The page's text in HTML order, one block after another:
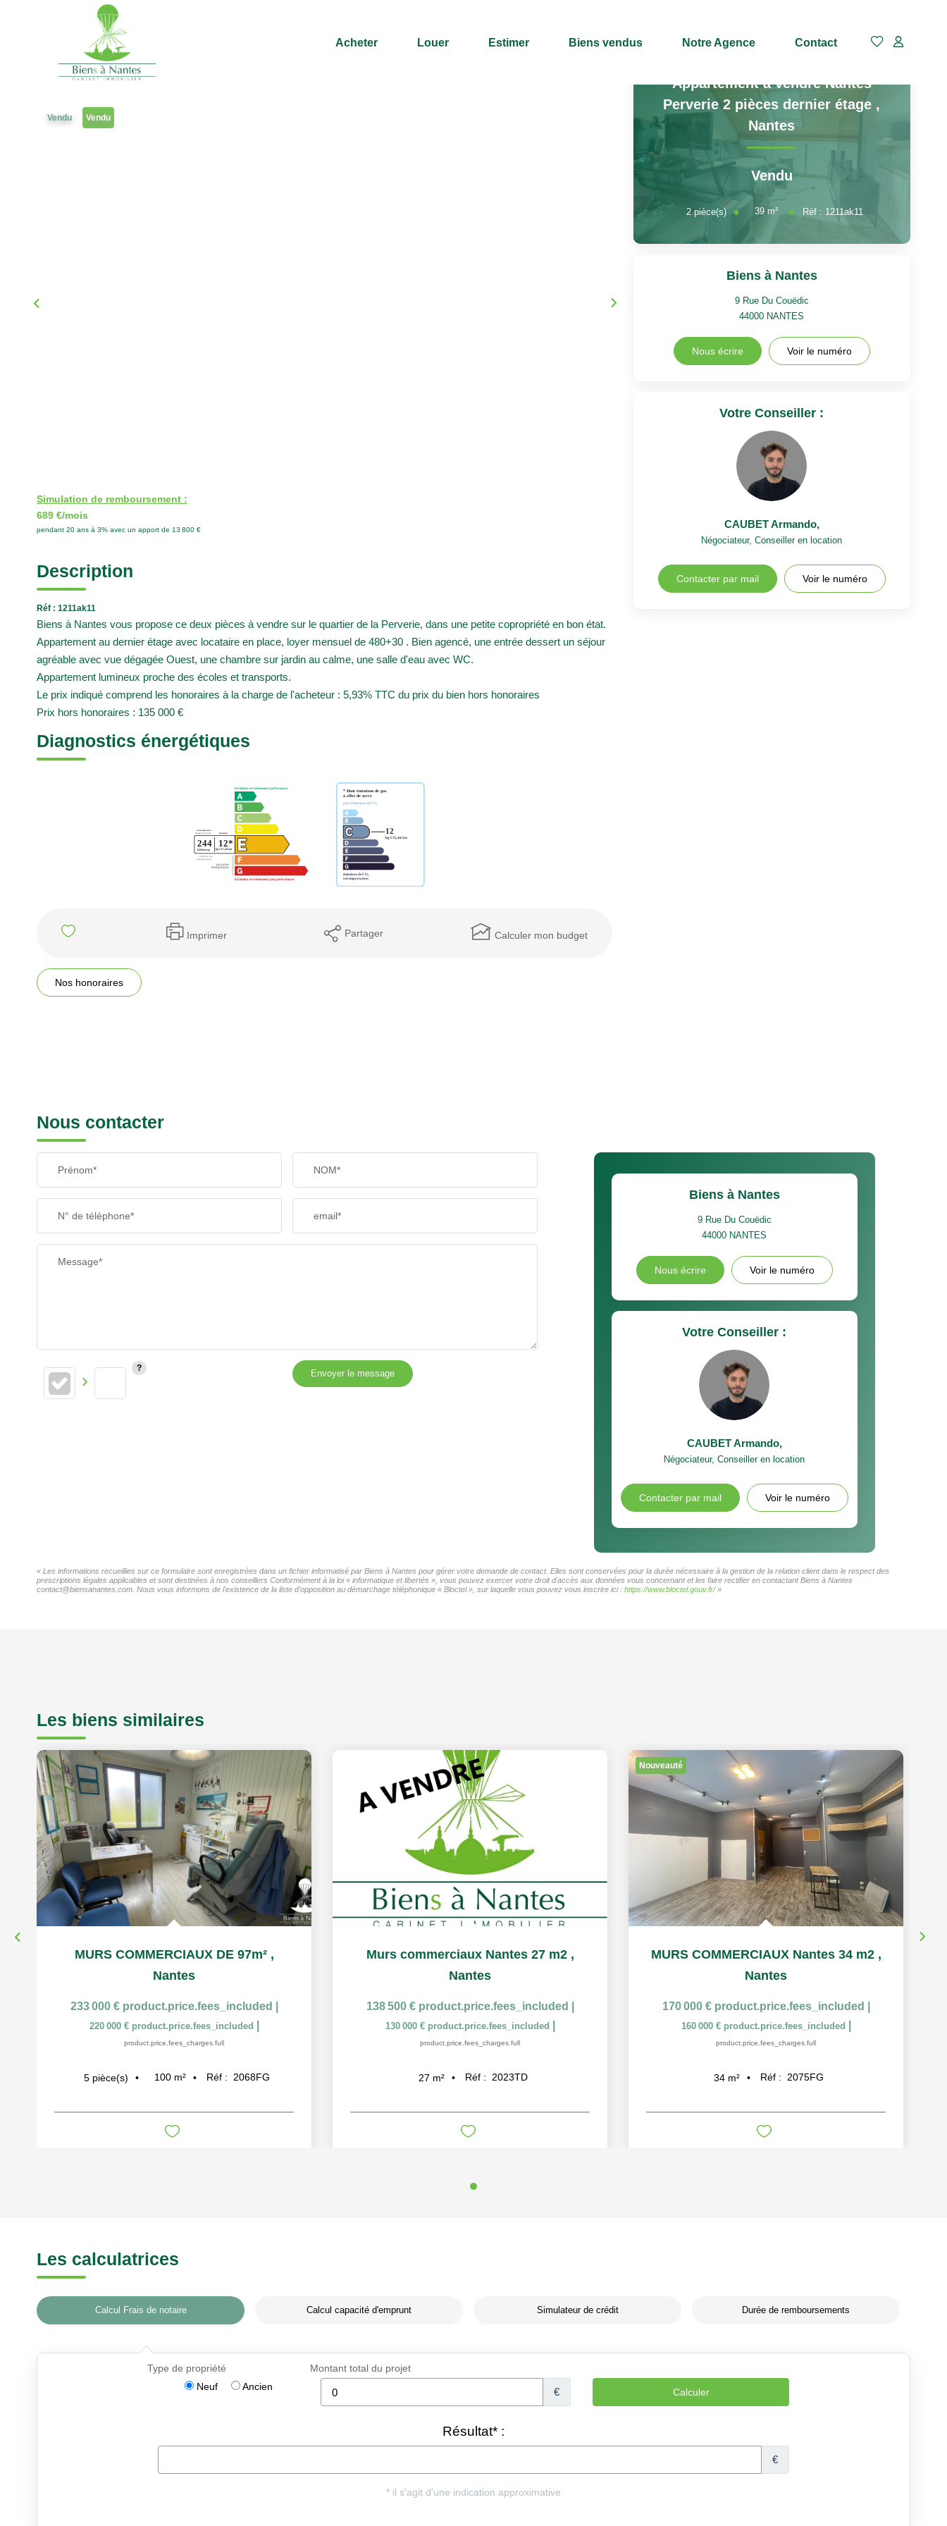
Acheter Louer Estimer Biens vendus Notre Agence Contact
2 pièces Référence 1211ak11
Vendu Vendu
Simulation de remboursement :
689 €/mois
pendant 20 ans à 3% avec un apport de 13 800 €
Description
Réf : 1211ak11
Biens à Nantes vous propose ce deux pièces à vendre sur le quartier de la Perverie, dans une petite copropriété en bon état.
Appartement au dernier étage avec locataire en place, loyer mensuel de 480+30 . Bien agencé, une entrée dessert un séjour
agréable avec vue dégagée Ouest, une chambre sur jardin au calme, une salle d'eau avec WC.
Appartement lumineux proche des écoles et transports.
Le prix indiqué comprend les honoraires à la charge de l'acheteur : 5,93% TTC du prix du bien hors honoraires
Prix hors honoraires : 135 000 €
Diagnostics énergétiques
Imprimer Partager Calculer mon budget
Nos honoraires
Appartement à vendre Nantes
Perverie 2 pièces dernier étage ,
Nantes
Vendu
2pièce(s) 39 m² Réf : 1211ak11
Biens à Nantes
9 Rue Du Couëdic
44000 NANTES
Nous écrire Voir le numéro
Votre Conseiller :
CAUBET Armando,
Négociateur, Conseiller en location
Contacter par mail Voir le numéro
Nous contacter
Prénom* NOM*
N° de téléphone* email*
Message*
Envoyer le message
Biens à Nantes
9 Rue Du Couëdic
44000 NANTES
Nous écrire Voir le numéro
Votre Conseiller :
CAUBET Armando,
Négociateur, Conseiller en location
Contacter par mail Voir le numéro
« Les informations recueillies sur ce formulaire sont enregistrées dans un fichier informatisé par Biens à Nantes pour gérer votre demande de contact. Elles sont conservées pour la durée nécessaire à la gestion de la relation client dans le respect des
prescriptions légales applicables et sont destinées à nos conseillers Conformément à la loi « informatique et libertés », vous pouvez exercer votre droit d'accès aux données vous concernant et les faire rectifier en contactant Biens à Nantes
contact@biensanantes.com. Nous vous informons de l'existence de la liste d'opposition au démarchage téléphonique « Bloctel », sur laquelle vous pouvez vous inscrire ici : https://www.bloctel.gouv.fr/»
Les biens similaires
MURS COMMERCIAUX DE 97m² ,
Nantes
233 000 € product.price.fees_included
220 000 € product.price.fees_included
product.price.fees_charges.full
5 pièce(s) 100 m² Réf : 2068FG
Murs commerciaux Nantes 27 m2 ,
Nantes
138 500 € product.price.fees_included
130 000 € product.price.fees_included
product.price.fees_charges.full
27 m² Réf : 2023TD
Nouveauté
MURS COMMERCIAUX Nantes 34 m2 ,
Nantes
170 000 € product.price.fees_included
160 000 € product.price.fees_included
product.price.fees_charges.full
34 m² Réf : 2075FG
Les calculatrices
Calcul Frais de notaire Calcul capacité d'emprunt Simulateur de crédit Durée de remboursements